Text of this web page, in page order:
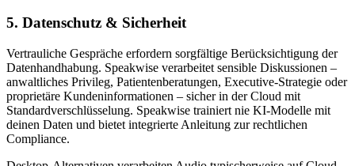
5. Datenschutz & Sicherheit
Vertrauliche Gespräche erfordern sorgfältige Berücksichtigung der
Datenhandhabung. Speakwise verarbeitet sensible Diskussionen –
anwaltliches Privileg, Patientenberatungen, Executive-Strategie oder
proprietäre Kundeninformationen – sicher in der Cloud mit
Standardverschlüsselung. Speakwise trainiert nie KI-Modelle mit
deinen Daten und bietet integrierte Anleitung zur rechtlichen
Compliance.